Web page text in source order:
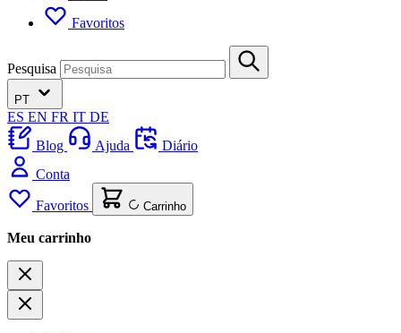
Favoritos
Pesquisa
PT
ES EN FR IT DE
Blog
Ajuda
Diário
Conta
Favoritos Carrinho
Meu carrinho